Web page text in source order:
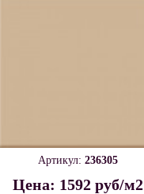
Артикул: 236305
Цена: 1592 руб/м2